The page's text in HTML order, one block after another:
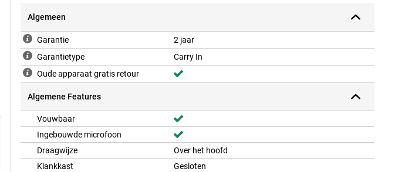
Algemeen
Garantie
2 jaar
Garantietype
Carry In
Oude apparaat gratis retour
Algemene Features
Vouwbaar
Ingebouwde microfoon
Draagwijze
Over het hoofd
Klankkast
Gesloten